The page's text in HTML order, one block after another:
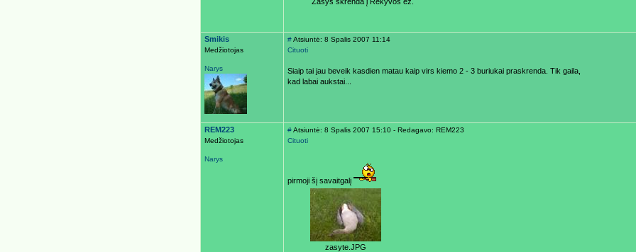
Smikis
Medžiotojas
Narys
#Atsiuntė: 8 Spalis 2007 11:14
Cituoti
Siaip tai jau beveik kasdien matau kaip virs kiemo 2 - 3 buriukai praskrenda. Tik gaila,
kad labai aukstai...
REM223
Medžiotojas
Narys
#Atsiuntė: 8 Spalis 2007 15:10 - Redagavo: REM223
Cituoti
pirmoji šį savaitgalį
zasyte.JPG